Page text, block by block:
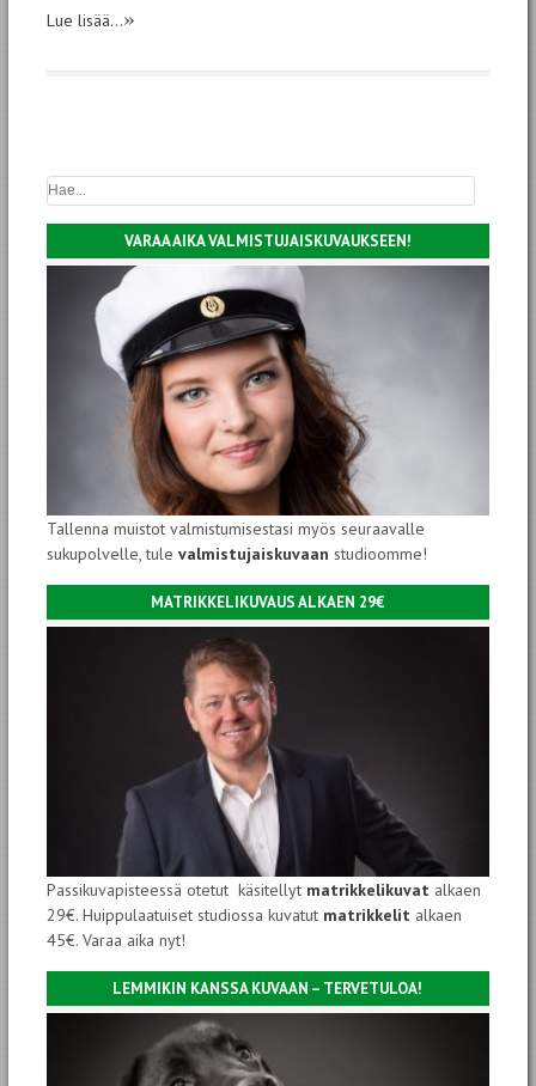
Lue lisää...»
VARAA AIKA VALMISTUJAISKUVAUKSEEN!
Tallenna muistot valmistumisestasi myös seuraavalle
sukupolvelle, tule valmistujaiskuvaan studioomme!
MATRIKKELIKUVAUS ALKAEN 29€
Passikuvapisteessä otetut käsitellyt matrikkelikuvat alkaen
29€. Huippulaatuiset studiossa kuvatut matrikkelit alkaen
45€. Varaa aika nyt!
LEMMIKIN KANSSA KUVAAN – TERVETULOA!